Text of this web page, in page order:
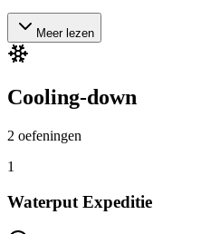
Meer lezen
Cooling-down
2 oefeningen
1
Waterput Expeditie